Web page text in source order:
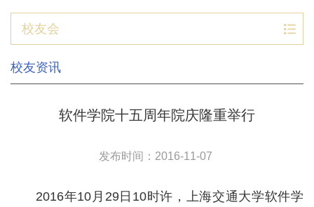
校友会
校友资讯
软件学院十五周年院庆隆重举行
发布时间：2016-11-07
2016年10月29日10时许，上海交通大学软件学